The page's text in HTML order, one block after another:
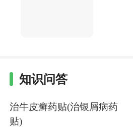
知识问答
治牛皮癣药贴(治银屑病药
贴)